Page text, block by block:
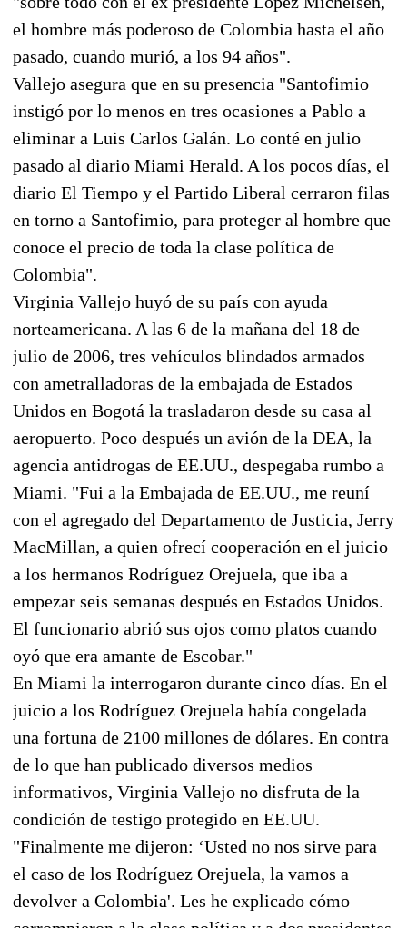
el hombre más poderoso de Colombia hasta el año
pasado, cuando murió, a los 94 años".
Vallejo asegura que en su presencia "Santofimio
instigó por lo menos en tres ocasiones a Pablo a
eliminar a Luis Carlos Galán. Lo conté en julio
pasado al diario Miami Herald. A los pocos días, el
diario El Tiempo y el Partido Liberal cerraron filas
en torno a Santofimio, para proteger al hombre que
conoce el precio de toda la clase política de
Colombia".
Virginia Vallejo huyó de su país con ayuda
norteamericana. A las 6 de la mañana del 18 de
julio de 2006, tres vehículos blindados armados
con ametralladoras de la embajada de Estados
Unidos en Bogotá la trasladaron desde su casa al
aeropuerto. Poco después un avión de la DEA, la
agencia antidrogas de EE.UU., despegaba rumbo a
Miami. "Fui a la Embajada de EE.UU., me reuní
con el agregado del Departamento de Justicia, Jerry
MacMillan, a quien ofrecí cooperación en el juicio
a los hermanos Rodríguez Orejuela, que iba a
empezar seis semanas después en Estados Unidos.
El funcionario abrió sus ojos como platos cuando
oyó que era amante de Escobar."
En Miami la interrogaron durante cinco días. En el
juicio a los Rodríguez Orejuela había congelada
una fortuna de 2100 millones de dólares. En contra
de lo que han publicado diversos medios
informativos, Virginia Vallejo no disfruta de la
condición de testigo protegido en EE.UU.
"Finalmente me dijeron: ‘Usted no nos sirve para
el caso de los Rodríguez Orejuela, la vamos a
devolver a Colombia'. Les he explicado cómo